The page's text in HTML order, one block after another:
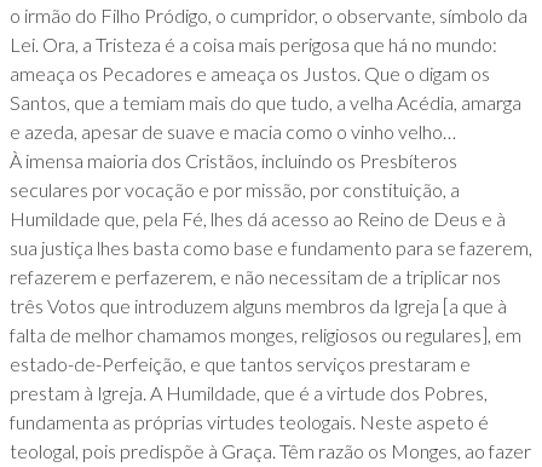
o irmão do Filho Pródigo, o cumpridor, o observante, símbolo da
Lei. Ora, a Tristeza é a coisa mais perigosa que há no mundo:
ameaça os Pecadores e ameaça os Justos. Que o digam os
Santos, que a temiam mais do que tudo, a velha Acédia, amarga
e azeda, apesar de suave e macia como o vinho velho…
À imensa maioria dos Cristãos, incluindo os Presbíteros
seculares por vocação e por missão, por constituição, a
Humildade que, pela Fé, lhes dá acesso ao Reino de Deus e à
sua justiça lhes basta como base e fundamento para se fazerem,
refazerem e perfazerem, e não necessitam de a triplicar nos
três Votos que introduzem alguns membros da Igreja [a que à
falta de melhor chamamos monges, religiosos ou regulares], em
estado-de-Perfeição, e que tantos serviços prestaram e
prestam à Igreja. A Humildade, que é a virtude dos Pobres,
fundamenta as próprias virtudes teologais. Neste aspeto é
teologal, pois predispõe à Graça. Têm razão os Monges, ao fazer